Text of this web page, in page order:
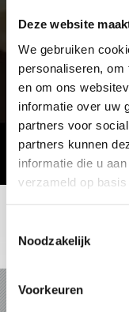
Deze website
We gebruiken
personaliseren,
en om ons
informatie over uw
partners voor
partners kunnen
informatie die u
verzameld op
Noodzakelijk
Voorkeuren